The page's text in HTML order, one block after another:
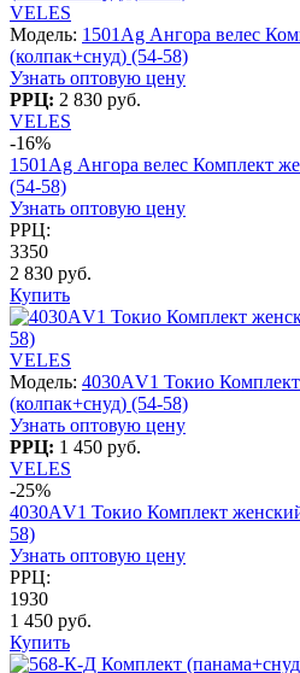
VELES
Модель: 1501Ag Ангора велес
(колпак+снуд) (54-58)
Узнать оптовую цену
РРЦ: 2 830 руб.
VELES
-16%
1501Ag Ангора велес Комплект
(54-58)
Узнать оптовую цену
РРЦ:
3350
2 830 руб.
Купить
VELES
Модель: 4030АV1 Токио
(колпак+снуд) (54-58)
Узнать оптовую цену
РРЦ: 1 450 руб.
VELES
-25%
4030АV1 Токио Комплект
58)
Узнать оптовую цену
РРЦ:
1930
1 450 руб.
Купить